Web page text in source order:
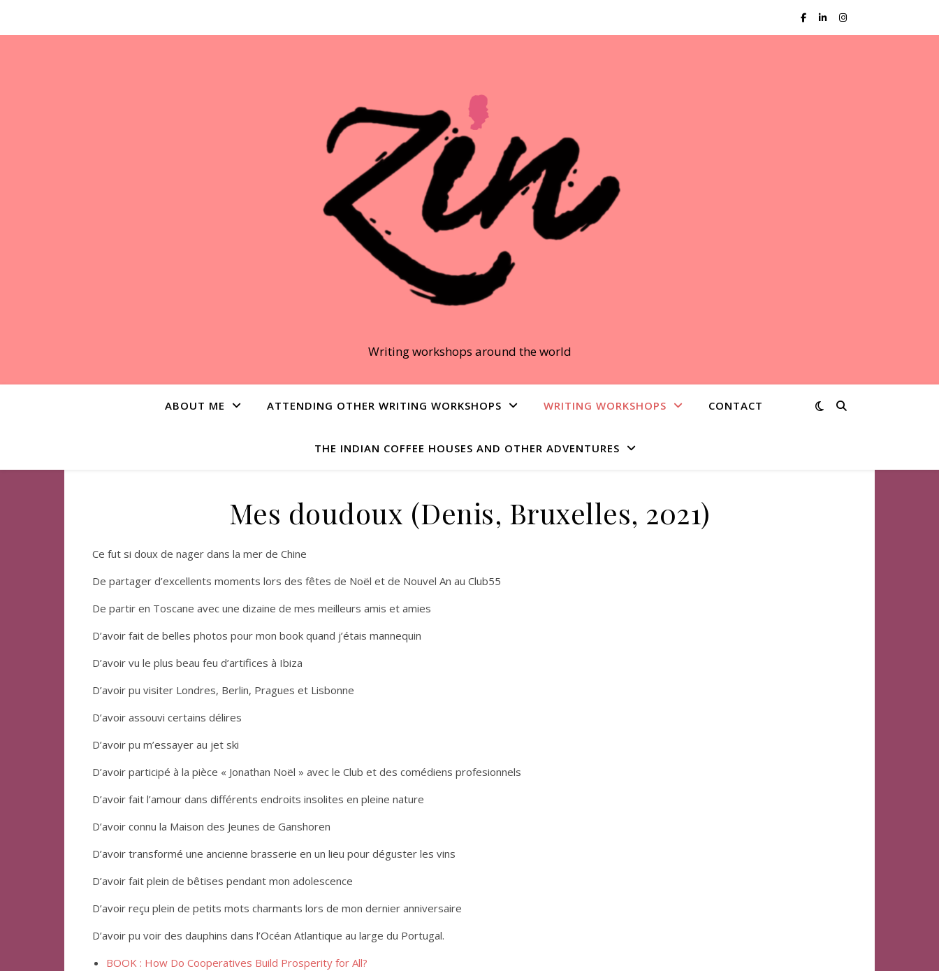
Writing workshops around the world
ABOUT ME ATTENDING OTHER WRITING WORKSHOPS WRITING WORKSHOPS CONTACT
THE INDIAN COFFEE HOUSES AND OTHER ADVENTURES
Mes doudoux (Denis, Bruxelles, 2021)
Ce fut si doux de nager dans la mer de Chine
De partager d’excellents moments lors des fêtes de Noël et de Nouvel An au Club55
De partir en Toscane avec une dizaine de mes meilleurs amis et amies
D’avoir fait de belles photos pour mon book quand j’étais mannequin
D’avoir vu le plus beau feu d’artifices à Ibiza
D’avoir pu visiter Londres, Berlin, Pragues et Lisbonne
D’avoir assouvi certains délires
D’avoir pu m’essayer au jet ski
D’avoir participé à la pièce « Jonathan Noël » avec le Club et des comédiens profesionnels
D’avoir fait l’amour dans différents endroits insolites en pleine nature
D’avoir connu la Maison des Jeunes de Ganshoren
D’avoir transformé une ancienne brasserie en un lieu pour déguster les vins
D’avoir fait plein de bêtises pendant mon adolescence
D’avoir reçu plein de petits mots charmants lors de mon dernier anniversaire
D’avoir pu voir des dauphins dans l’Océan Atlantique au large du Portugal.
BOOK : How Do Cooperatives Build Prosperity for All?